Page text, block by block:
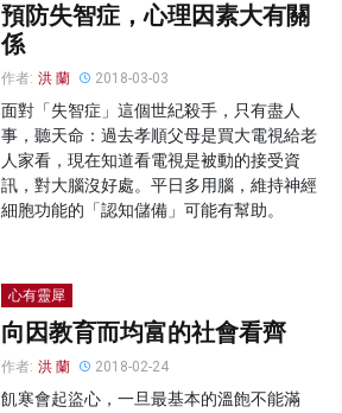
預防失智症，心理因素大有關
係
作者: 洪 蘭 2018-03-03
面對「失智症」這個世紀殺手，只有盡人
事，聽天命：過去孝順父母是買大電視給老
人家看，現在知道看電視是被動的接受資
訊，對大腦沒好處。平日多用腦，維持神經
細胞功能的「認知儲備」可能有幫助。
心有靈犀
向因教育而均富的社會看齊
作者: 洪 蘭 2018-02-24
飢寒會起盜心，一旦最基本的溫飽不能滿